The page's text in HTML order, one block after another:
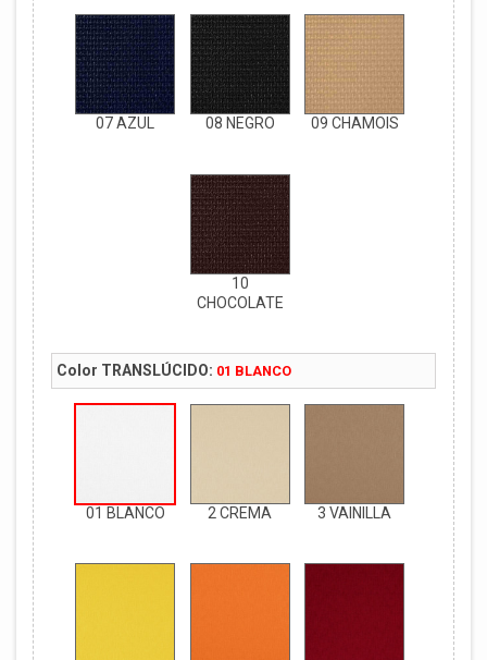
07 AZUL 08 NEGRO 09 CHAMOIS
10
CHOCOLATE
Color TRANSLÚCIDO: 01 BLANCO
01 BLANCO 2 CREMA 3 VAINILLA